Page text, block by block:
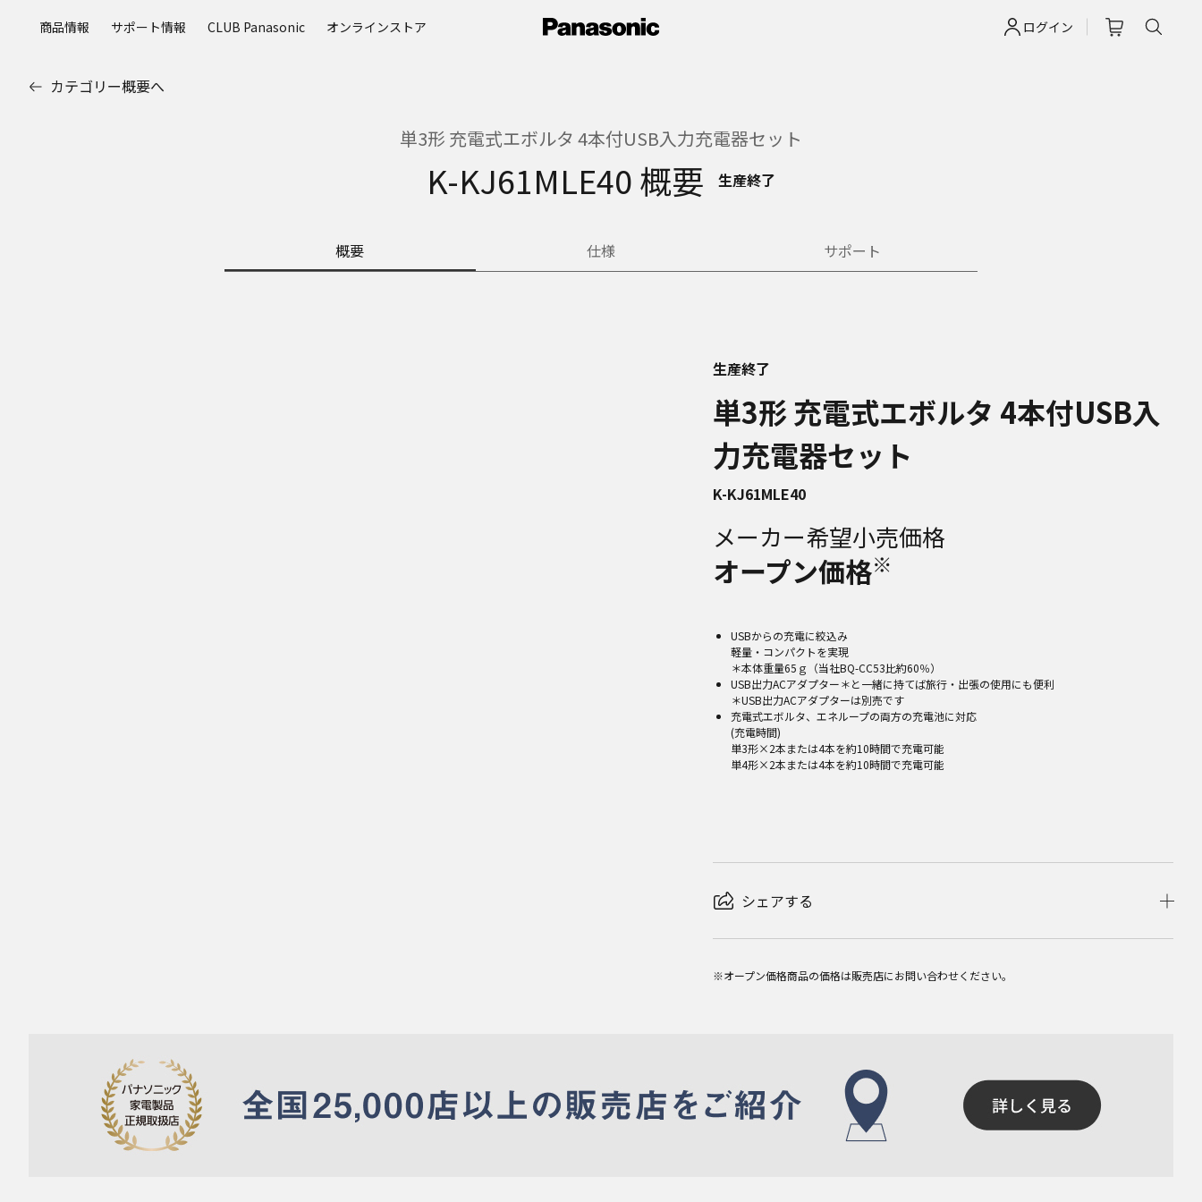
ログイン
商品情報 サポート情報 CLUB Panasonic オンラインストア
カテゴリー概要へ
単3形 充電式エボルタ 4本付USB入力充電器セット
K-KJ61MLE40 概要 生産終了
概要 仕様 サポート
生産終了
単3形 充電式エボルタ 4本付USB入
力充電器セット
K-KJ61MLE40
メーカー希望小売価格
オープン価格※
USBからの充電に絞込み
軽量・コンパクトを実現
＊本体重量65ｇ（当社BQ-CC53比約60％）
USB出力ACアダプター＊と一緒に持てば旅行・出張の使用にも便利
＊USB出力ACアダプターは別売です
充電式エボルタ、エネループの両方の充電池に対応
(充電時間)
単3形×2本または4本を約10時間で充電可能
単4形×2本または4本を約10時間で充電可能
シェアする
※オープン価格商品の価格は販売店にお問い合わせください。